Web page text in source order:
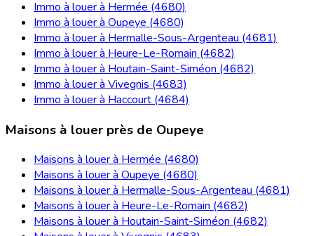
Immo à louer à Hermée (4680)
Immo à louer à Oupeye (4680)
Immo à louer à Hermalle-Sous-Argenteau (4681)
Immo à louer à Heure-Le-Romain (4682)
Immo à louer à Houtain-Saint-Siméon (4682)
Immo à louer à Vivegnis (4683)
Immo à louer à Haccourt (4684)
Maisons à louer près de Oupeye
Maisons à louer à Hermée (4680)
Maisons à louer à Oupeye (4680)
Maisons à louer à Hermalle-Sous-Argenteau (4681)
Maisons à louer à Heure-Le-Romain (4682)
Maisons à louer à Houtain-Saint-Siméon (4682)